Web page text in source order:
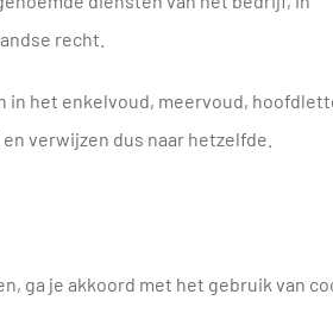
recht.
in het enkelvoud, meervoud,
verwijzen dus naar hetzelfde.
ga je akkoord met het gebruik van